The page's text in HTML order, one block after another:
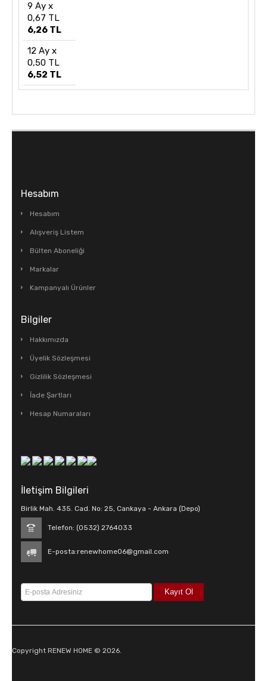
9 Ay x
0,67 TL
6,26 TL
12 Ay x
0,50 TL
6,52 TL
Hesabım
Hesabım
Alışveriş Listem
Bülten Aboneliği
Markalar
Kampanyalı Ürünler
Bilgiler
Hakkımızda
Üyelik Sözleşmesi
Gizlilik Sözleşmesi
İade Şartları
Hesap Numaraları
İletişim Bilgileri
Birlik Mah. 435. Cad. No: 25, Cankaya - Ankara (Depo)
Telefon: (0532) 2764033
E-posta:renewhome06@gmail.com
Copyright RENEW HOME © 2026.